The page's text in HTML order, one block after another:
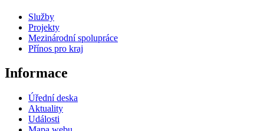
Služby
Projekty
Mezinárodní spolupráce
Přínos pro kraj
Informace
Úřední deska
Aktuality
Události